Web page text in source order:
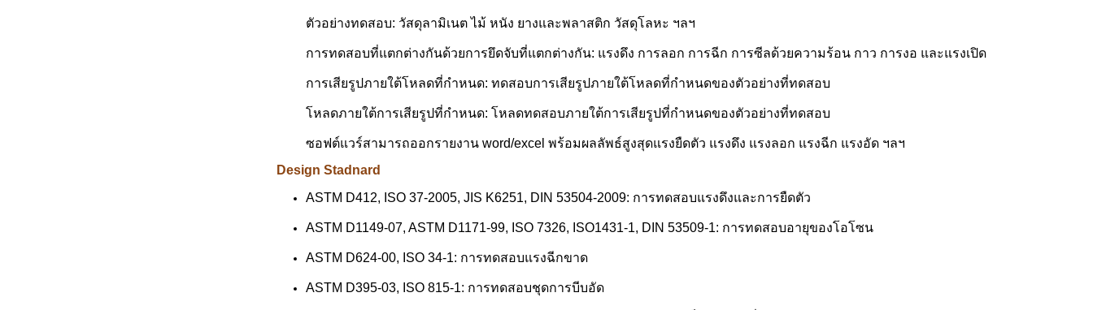
ตัวอย่างทดสอบ: วัสดุลามิเนต ไม้ หนัง ยางและพลาสติก วัสดุโลหะ ฯลฯ
การทดสอบที่แตกต่างกันด้วยการยึดจับที่แตกต่างกัน: แรงดึง การลอก การฉีก การซีลด้วยความร้อน กาว การงอ และแรงเปิด
การเสียรูปภายใต้โหลดที่กำหนด: ทดสอบการเสียรูปภายใต้โหลดที่กำหนดของตัวอย่างที่ทดสอบ
โหลดภายใต้การเสียรูปที่กำหนด: โหลดทดสอบภายใต้การเสียรูปที่กำหนดของตัวอย่างที่ทดสอบ
ซอฟต์แวร์สามารถออกรายงาน word/excel พร้อมผลลัพธ์สูงสุดแรงยืดตัว แรงดึง แรงลอก แรงฉีก แรงอัด ฯลฯ
Design Stadnard
ASTM D412, ISO 37-2005, JIS K6251, DIN 53504-2009: การทดสอบแรงดึงและการยืดตัว
ASTM D1149-07, ASTM D1171-99, ISO 7326, ISO1431-1, DIN 53509-1: การทดสอบอายุของโอโซน
ASTM D624-00, ISO 34-1: การทดสอบแรงฉีกขาด
ASTM D395-03, ISO 815-1: การทดสอบชุดการบีบอัด